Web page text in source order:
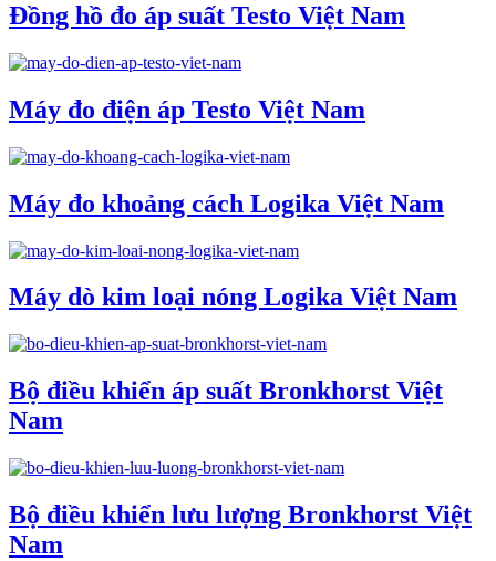
Đồng hồ đo áp suất Testo Việt Nam
Máy đo điện áp Testo Việt Nam
Máy đo khoảng cách Logika Việt Nam
Máy dò kim loại nóng Logika Việt Nam
Bộ điều khiển áp suất Bronkhorst Việt
Nam
Bộ điều khiển lưu lượng Bronkhorst Việt
Nam